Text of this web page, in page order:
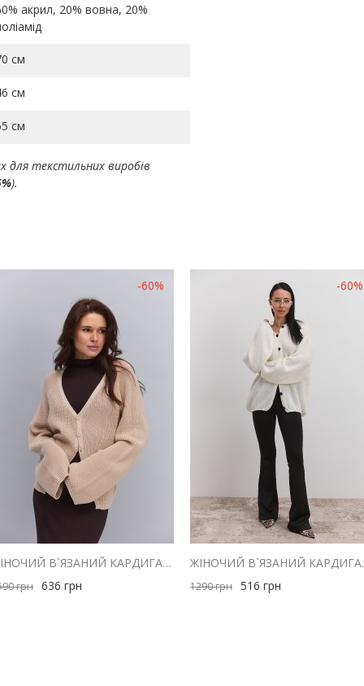
акрил, 20% вовна, 20%
см
см
см
для текстильних виробів
).
-60%
ЖІНОЧИЙ В`ЯЗАНИЙ КАРДИГАН СВІТЛО-БЕЖЕВИЙ ІЗ ЗАВ`ЯЗКАМИ НА ТАЛІЇ
грн 636 грн
-60%
ЖІНОЧИЙ
1290грн 516 грн